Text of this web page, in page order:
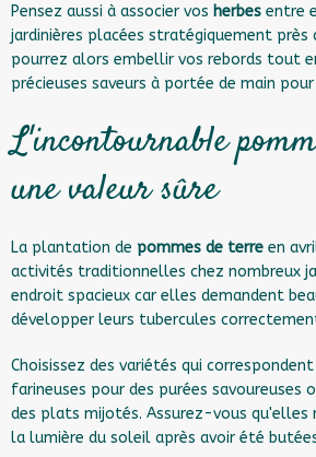
Pensez aussi à associer vos herbes entre
jardinières placées stratégiquement près
pourrez alors embellir vos rebords tout
précieuses saveurs à portée de main
L'incontournable
une valeur sûre
La plantation de pommes de terre en
activités traditionnelles chez nombreux
endroit spacieux car elles demandent
développer leurs tubercules
Choisissez des variétés qui
farineuses pour des purées savoureuses
des plats mijotés. Assurez-vous qu'elles
la lumière du soleil après avoir été